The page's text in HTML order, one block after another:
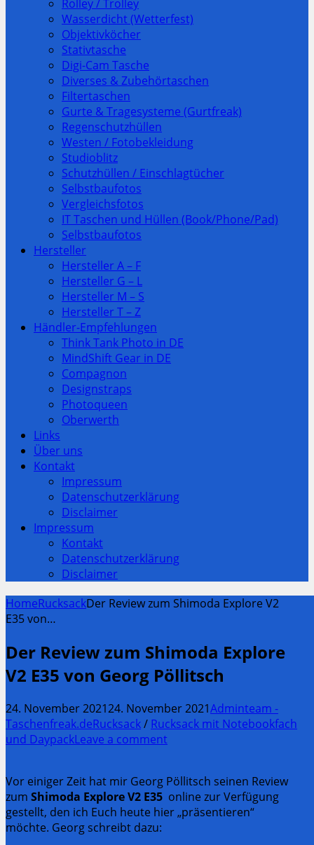
Rolley / Trolley
Wasserdicht (Wetterfest)
Objektivköcher
Stativtasche
Digi-Cam Tasche
Diverses & Zubehörtaschen
Filtertaschen
Gurte & Tragesysteme (Gurtfreak)
Regenschutzhüllen
Westen / Fotobekleidung
Studioblitz
Schutzhüllen / Einschlagtücher
Selbstbaufotos
Vergleichsfotos
IT Taschen und Hüllen (Book/Phone/Pad)
Selbstbaufotos
Hersteller
Hersteller A – F
Hersteller G – L
Hersteller M – S
Hersteller T – Z
Händler-Empfehlungen
Think Tank Photo in DE
MindShift Gear in DE
Compagnon
Designstraps
Photoqueen
Oberwerth
Links
Über uns
Kontakt
Impressum
Datenschutzerklärung
Disclaimer
Impressum
Kontakt
Datenschutzerklärung
Disclaimer
HomeRucksackDer Review zum Shimoda Explore V2
E35 von…
Der Review zum Shimoda Explore
V2 E35 von Georg Pöllitsch
24. November 202124. November 2021Adminteam -
Taschenfreak.deRucksack/ Rucksack mit Notebookfach
und DaypackLeave a comment
Vor einiger Zeit hat mir Georg Pöllitsch seinen Review
zum Shimoda Explore V2 E35 online zur Verfügung
gestellt, den ich Euch heute hier „präsentieren“
möchte. Georg schreibt dazu: